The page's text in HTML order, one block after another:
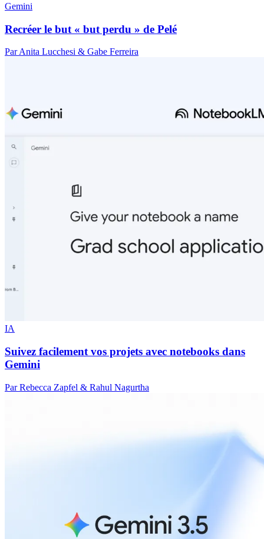
Gemini
Recréer le but « but perdu » de Pelé
Par Anita Lucchesi & Gabe Ferreira
IA
Suivez facilement vos projets avec notebooks dans
Gemini
Par Rebecca Zapfel & Rahul Nagurtha